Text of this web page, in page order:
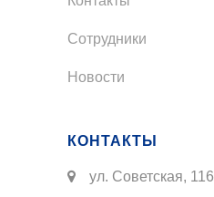
Сотрудники
Новости
КОНТАКТЫ
ул. Советская, 116